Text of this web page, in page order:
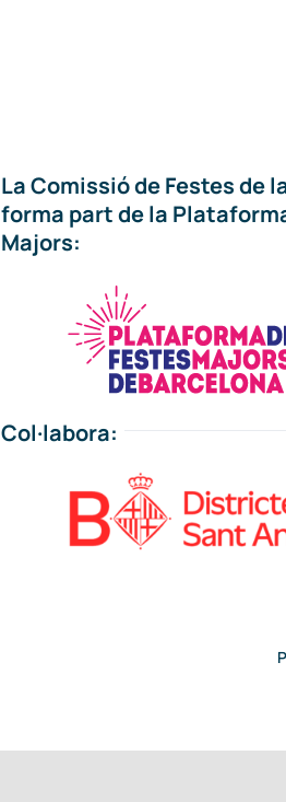
La Comissió de Festes de
forma part de la
Majors:
Col·labora: